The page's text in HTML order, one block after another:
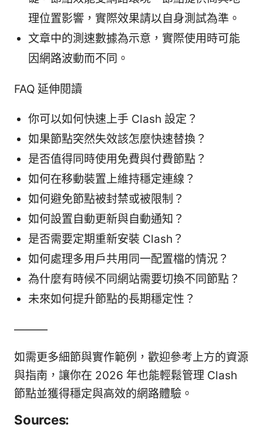
理位置影響，實際效果請以自身測試為準。
文章中的測速數據為示意，實際使用時可能
因網路波動而不同。
FAQ 延伸閱讀
你可以如何快速上手 Clash 設定？
如果節點突然失效該怎麼快速替換？
是否值得同時使用免費與付費節點？
如何在移動裝置上維持穩定連線？
如何避免節點被封禁或被限制？
如何設置自動更新與自動通知？
是否需要定期重新安裝 Clash？
如何處理多用戶共用同一配置檔的情況？
為什麼有時候不同網站需要切換不同節點？
未來如何提升節點的長期穩定性？
———
如需更多細節與實作範例，歡迎參考上方的資源
與指南，讓你在 2026 年也能輕鬆管理 Clash
節點並獲得穩定與高效的網路體驗。
Sources: